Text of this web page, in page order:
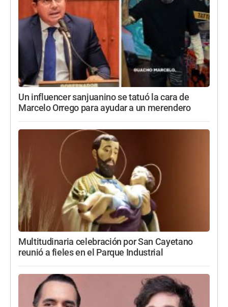
Un influencer sanjuanino se tatuó la cara de
Marcelo Orrego para ayudar a un merendero
Multitudinaria celebración por San Cayetano
reunió a fieles en el Parque Industrial